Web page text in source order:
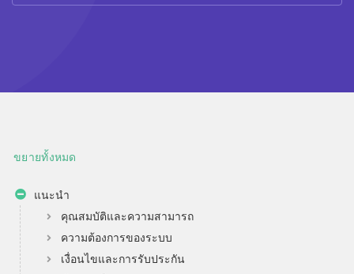
ขยายทั้งหมด
แนะนำ
คุณสมบัติและความสามารถ
ความต้องการของระบบ
เงื่อนไขและการรับประกัน